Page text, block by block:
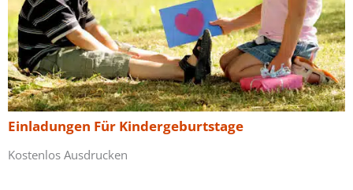
Einladungen Für Kindergeburtstage
Kostenlos Ausdrucken